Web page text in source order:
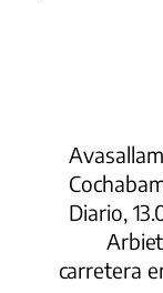
Diario,
carretera